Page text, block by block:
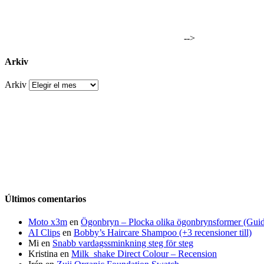
-->
Arkiv
Arkiv
Últimos comentarios
Moto x3m en Ögonbryn – Plocka olika ögonbrynsformer
AI Clips en Bobby’s Haircare Shampoo (+3 recensioner till)
Mi en Snabb vardagssminkning steg för steg
Kristina en Milk_shake Direct Colour – Recension